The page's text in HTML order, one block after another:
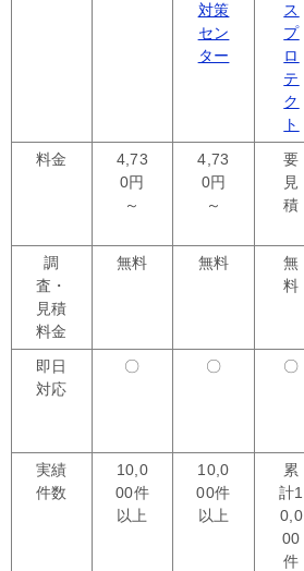
対策
セン
ター
ス
プ
ロ
テ
ク
ト
料金
4,73
0円
～
4,73
0円
～
要
見
積
調
査・
見積
料金
無料 無料
無
料
即日
対応
〇 〇 〇
実績
件数
10,0
00件
以上
10,0
00件
以上
累
計1
0,0
00
件